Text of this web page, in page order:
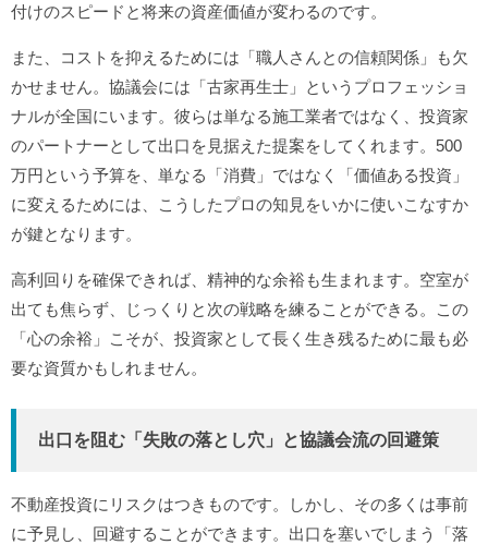
付けのスピードと将来の資産価値が変わるのです。
また、コストを抑えるためには「職人さんとの信頼関係」も欠
かせません。協議会には「古家再生士」というプロフェッショ
ナルが全国にいます。彼らは単なる施工業者ではなく、投資家
のパートナーとして出口を見据えた提案をしてくれます。500
万円という予算を、単なる「消費」ではなく「価値ある投資」
に変えるためには、こうしたプロの知見をいかに使いこなすか
が鍵となります。
高利回りを確保できれば、精神的な余裕も生まれます。空室が
出ても焦らず、じっくりと次の戦略を練ることができる。この
「心の余裕」こそが、投資家として長く生き残るために最も必
要な資質かもしれません。
出口を阻む「失敗の落とし穴」と協議会流の回避策
不動産投資にリスクはつきものです。しかし、その多くは事前
に予見し、回避することができます。出口を塞いでしまう「落